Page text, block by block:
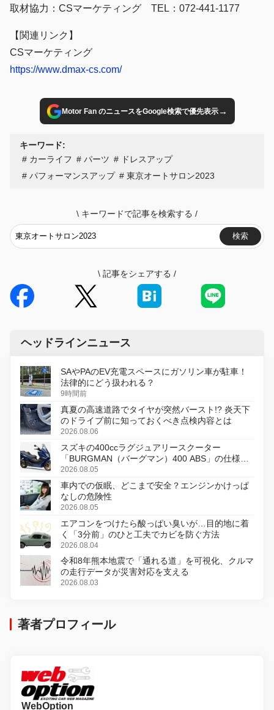
取材協力：CSマーケティング TEL：072-441-1177
【関連リンク】
CSマーケティング
https://www.dmax-cs.com/
Motor Fan のニュースをGoogle検索で優先表示→
キーワード:
カーライフ
パーツ
ドレスアップ
パフォーマンスアップ
東京オートサロン2023
\ キーワードで記事を検索する /
検索
\ 記事をシェアする /
ヘッドラインニュース
SAやPAのEV充電スペースにガソリン車が駐車！
法律的にどう扱われる？
9時間前
真夏の高速道路でタイヤが突然バースト!? 炎天下
のドライブ前に知っておくべき点検内容とは
2026.08.06
スズキの400ccラグジュアリースクーター
「BURGMAN（バーグマン）400 ABS」の仕様を
変更し、8月18日に発売
2026.08.05
車内での仮眠、どこまで安全？エンジンかけっぱ
なしの危険性
2026.08.05
エアコンをつけたら酸っぱい臭いが…目的地に着
く「3分前」のひと工夫でカビを防ぐ方法
2026.08.04
令和8年熊本地震で「通れる道」を可視化、クルマ
の走行データが災害対応を支える
2026.08.03
著者プロフィール
WebOption